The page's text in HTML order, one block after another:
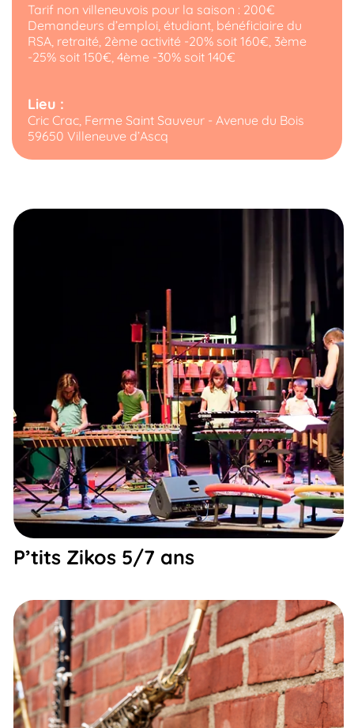
Tarif non villeneuvois pour la saison : 200€
Demandeurs d’emploi, étudiant, bénéficiaire du
RSA, retraité, 2ème activité -20% soit 160€, 3ème
-25% soit 150€, 4ème -30% soit 140€
Lieu :
Cric Crac, Ferme Saint Sauveur - Avenue du Bois
59650 Villeneuve d’Ascq
P’tits Zikos 5/7 ans